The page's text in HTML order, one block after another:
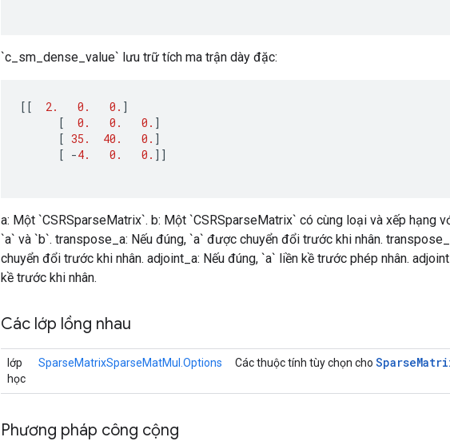
`c_sm_dense_value` lưu trữ tích ma trận dày đặc:
[[ 2. 0. 0. ]
[
0. 0. 0. ]
[ 35. 40. 0. ]
[ -4. 0. 0. ]]
a: Một `CSRSparseMatrix`. b: Một `CSRSparseMatrix` có cùng loại và xếp hạng
`a` và `b`. transpose_a: Nếu đúng, `a` được chuyển đổi trước khi nhân.
chuyển đổi trước khi nhân. adjoint_a: Nếu đúng, `a` liền kề trước phép nhân.
kề trước khi nhân.
Các lớp lồng nhau
lớp
học
SparseMatrixSparseMatMul.Options Các thuộc tính tùy chọn cho Sparse
Phương pháp công cộng